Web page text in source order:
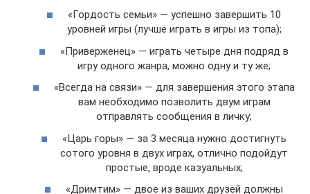
«Гордость семьи» — успешно завершить 10
уровней игры (лучше играть в игры из топа);
«Приверженец» — играть четыре дня подряд в
игру одного жанра, можно одну и ту же;
«Всегда на связи» — для завершения этого этапа
вам необходимо позволить двум играм
отправлять сообщения в личку;
«Царь горы» — за 3 месяца нужно достигнуть
сотого уровня в двух играх, отлично подойдут
простые, вроде казуальных;
«Дримтим» — двое из ваших друзей должны